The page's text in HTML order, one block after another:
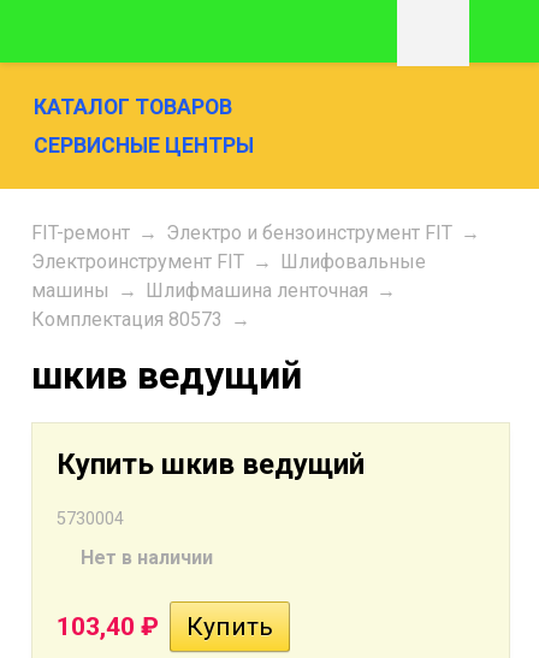
КАТАЛОГ ТОВАРОВ
СЕРВИСНЫЕ ЦЕНТРЫ
FIT-ремонт → Электро и бензоинструмент FIT →
Электроинструмент FIT → Шлифовальные
машины
→ Шлифмашина ленточная →
Комплектация 80573
→
шкив ведущий
Купить шкив ведущий
5730004
Нет в наличии
103,40₽